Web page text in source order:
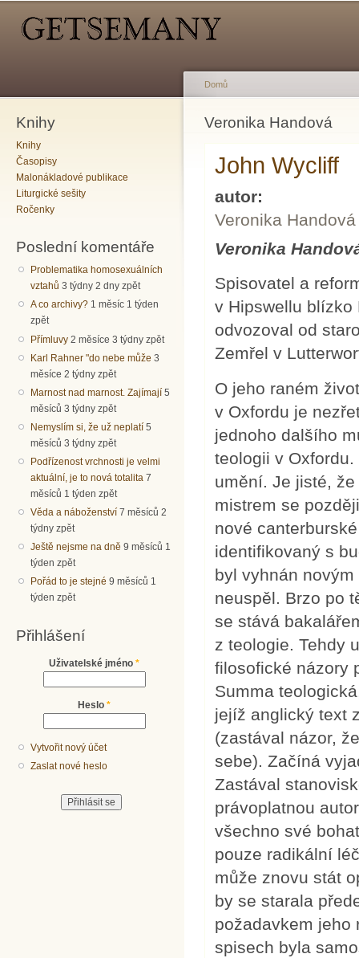
Knihy
Knihy
Časopisy
Malonákladové publikace
Liturgické sešity
Ročenky
Poslední komentáře
Problematika homosexuálních
vztahů 3 týdny 2 dny zpět
A co archivy? 1 měsíc 1 týden
zpět
Přímluvy 2 měsíce 3 týdny zpět
Karl Rahner "do nebe může 3
měsíce 2 týdny zpět
Marnost nad marnost. Zajímají 5
měsíců 3 týdny zpět
Nemyslím si, že už neplatí 5
měsíců 3 týdny zpět
Podřízenost vrchnosti je velmi
aktuální, je to nová totalita 7
měsíců 1 týden zpět
Věda a náboženství 7 měsíců 2
týdny zpět
Ještě nejsme na dně 9 měsíců 1
týden zpět
Pořád to je stejné 9 měsíců 1
týden zpět
Přihlášení
Uživatelské jméno *
Heslo *
Vytvořit nový účet
Zaslat nové heslo
Jste zde
Domů
Veronika Handová
John Wycliff
autor:
Veronika Handová
Veronika
Spisovatel a
v Hipswellu blízko
odvozoval od
Zemřel v
O jeho raném
v Oxfordu je
jednoho dalšího
teologii v
umění. Je jisté,
mistrem se
nové
identifikovaný s
byl vyhnán
neuspěl. Brzo po
se stává
z teologie. Tehdy
filosofické názory
Summa
jejíž anglický text
(zastával názor,
sebe). Začíná
Zastával
právoplatnou
všechno své
pouze radikální
může znovu stát
by se starala
požadavkem jeho
spisech byla